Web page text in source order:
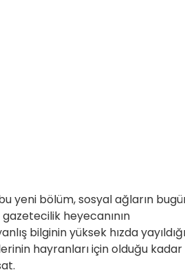
yeni bölüm, sosyal ağların
heyecanının
bilginin yüksek hızda yayıldığı
hayranları için olduğu kadar